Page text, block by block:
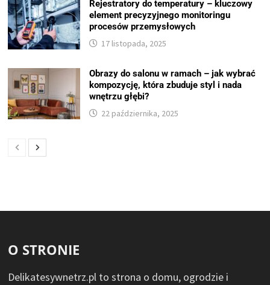
Rejestratory do temperatury – kluczowy
element precyzyjnego monitoringu
procesów przemysłowych
17 listopada, 2025
Obrazy do salonu w ramach – jak wybrać
kompozycję, która zbuduje styl i nada
wnętrzu głębi?
22 października, 2025
O STRONIE
Delikatesywnetrz.pl to strona o domu, ogrodzie i